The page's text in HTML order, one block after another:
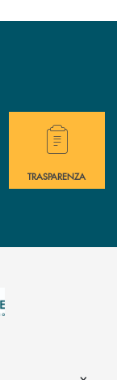
Hai bisogno di
TRASPARENZA